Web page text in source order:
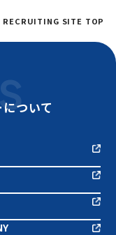
RECRUITING SITE TOP
ついて